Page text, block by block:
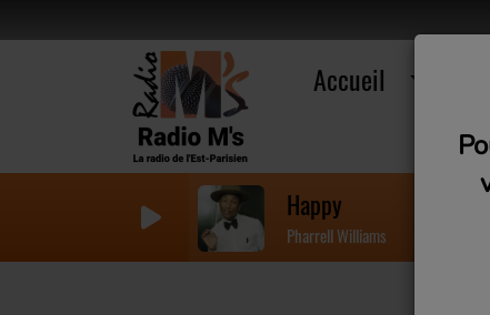
Accueil
Happy
Pharrell Williams